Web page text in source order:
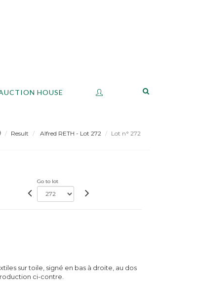
HOUSE
Result Alfred RETH - Lot 272 Lot n° 272
Go to lot
sur toile, signé en bas à droite, au dos
ci-contre.